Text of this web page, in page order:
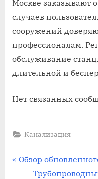
Москве заказывают
случаев
сооружений
профессионалам.
обслуживание
длительной и
Нет связанных
Канализация
Навигация
П
Обзор
С